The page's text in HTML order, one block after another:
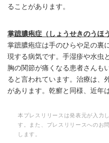
ることがあります。
掌蹠膿疱症（しょうせきのうほ
掌蹠膿疱症は手のひらや足の裏
現する病気です。手湿疹や水虫
胸の関節が痛くなる患者さんも
ると言われています。治療は、
があります。乾癬と同様、近年
本プレスリリースは発表元が入力
す。また、プレスリリースへのお
します。